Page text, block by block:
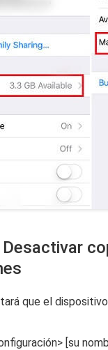
Desactivar
que el
[su